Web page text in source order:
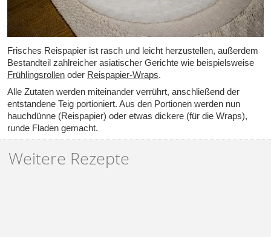
Frisches Reispapier ist rasch und leicht herzustellen, außerdem
Bestandteil zahlreicher asiatischer Gerichte wie beispielsweise
Frühlingsrollen oder Reispapier-Wraps.
Alle Zutaten werden miteinander verrührt, anschließend der
entstandene Teig portioniert. Aus den Portionen werden nun
hauchdünne (Reispapier) oder etwas dickere (für die Wraps),
runde Fladen gemacht.
Weitere Rezepte